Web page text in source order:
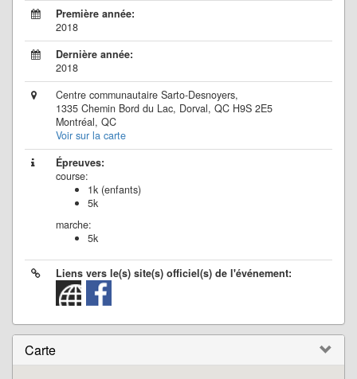
Première année:
2018
Dernière année:
2018
Centre communautaire Sarto-Desnoyers,
1335 Chemin Bord du Lac, Dorval, QC H9S 2E5
Montréal, QC
Voir sur la carte
Épreuves:
course:
1k (enfants)
5k
marche:
5k
Liens vers le(s) site(s) officiel(s) de l'événement:
Carte